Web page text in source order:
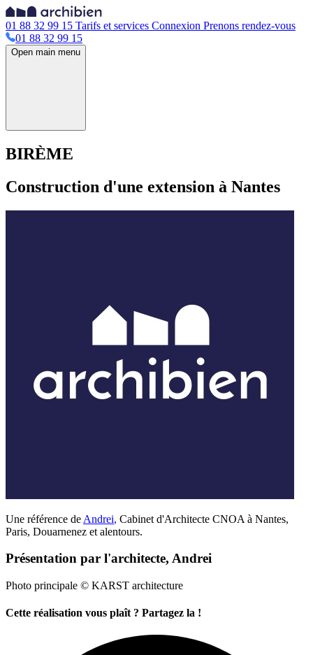
01 88 32 99 15 Tarifs et services Connexion Prenons rendez-vous
01 88 32 99 15
Open main menu
BIRÈME
Construction d'une extension à Nantes
Une référence de Andrei, Cabinet d'Architecte CNOA à Nantes,
Paris, Douarnenez et alentours.
Présentation par l'architecte, Andrei
Photo principale © KARST architecture
Cette réalisation vous plaît ? Partagez la !